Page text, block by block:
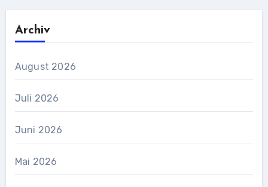
Archiv
August 2026
Juli 2026
Juni 2026
Mai 2026